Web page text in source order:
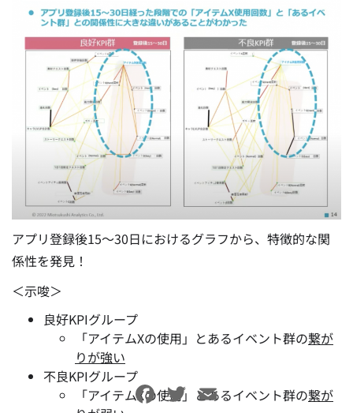
アプリ登録後15〜30日におけるグラフから、特徴的な関
係性を発見！
＜示唆＞
良好KPIグループ
「アイテムXの使用」とあるイベント群の繋が
りが強い
不良KPIグループ
「アイテムXの使用」とあるイベント群の繋が
FacebookTwitterEmail